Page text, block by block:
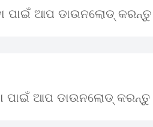
ପାଇଁ ଆପ ଡାଉନଲୋଡ୍ କରନ୍ତୁ
ପାଇଁ ଆପ ଡାଉନଲୋଡ୍ କରନ୍ତୁ